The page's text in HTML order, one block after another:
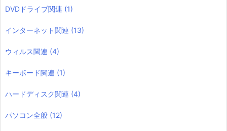
DVDドライブ関連 (1)
インターネット関連 (13)
ウィルス関連 (4)
キーボード関連 (1)
ハードディスク関連 (4)
パソコン全般 (12)